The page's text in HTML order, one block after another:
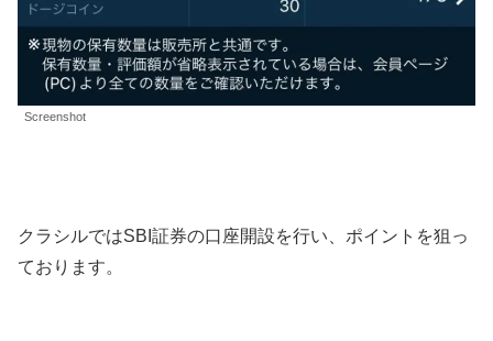
Screenshot
クラシルではSBI証券の口座開設を行い、ポイントを狙っ
ております。